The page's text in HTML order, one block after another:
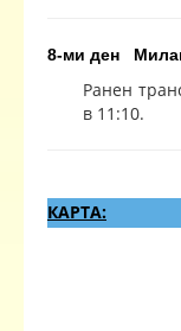
8-ми ден
Ранен
в 11:10.
КАРТА: